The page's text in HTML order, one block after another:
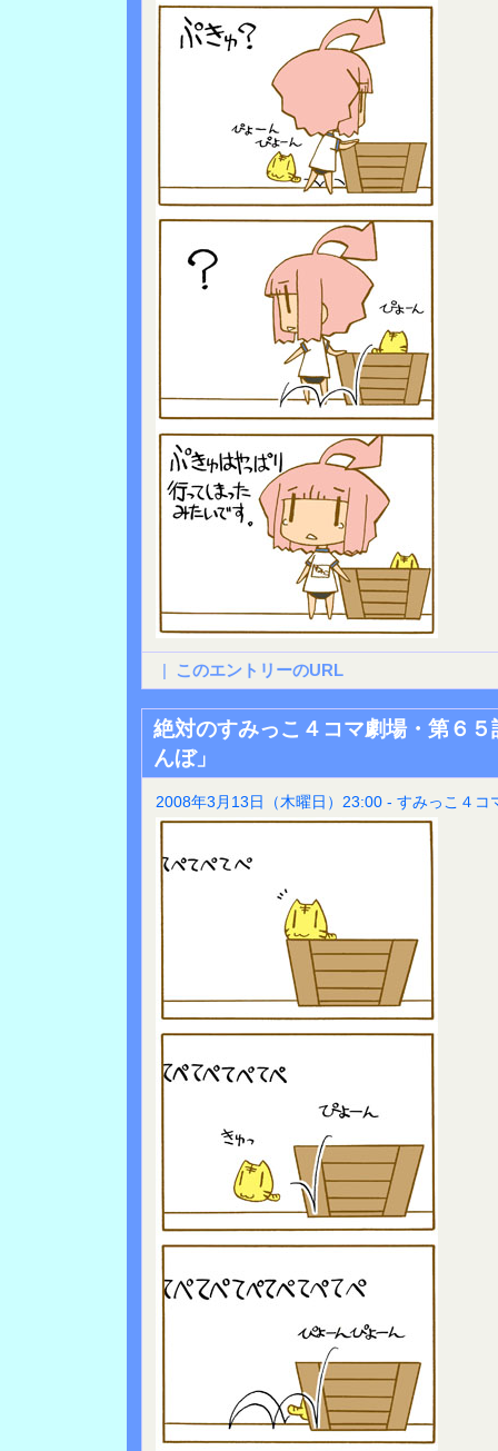
| このエントリーのURL
絶対のすみっこ４コマ劇場・第６
んぼ」
2008年3月13日（木曜日）23:00 - すみっこ４コ